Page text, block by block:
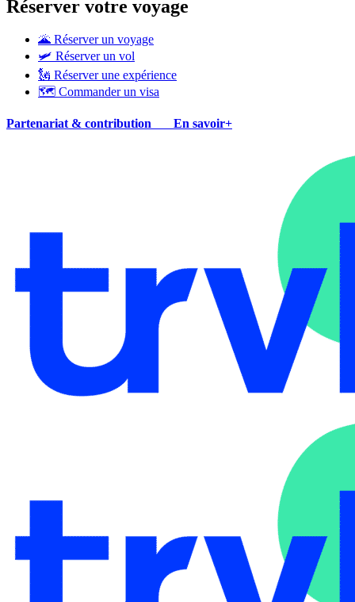
Réserver votre voyage
🌋 Réserver un voyage
🛩 Réserver un vol
🗽 Réserver une expérience
🗺 Commander un visa
Partenariat & contribution En savoir+